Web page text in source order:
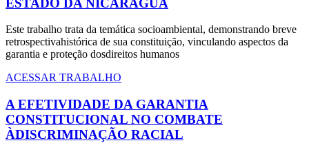
Este trabalho trata da temática socioambiental, demonstrando breve
retrospectivahistórica de sua constituição, vinculando aspectos da
garantia e proteção dosdireitos humanos
ACESSAR TRABALHO
A EFETIVIDADE DA GARANTIA
CONSTITUCIONAL NO COMBATE
ÀDISCRIMINAÇÃO RACIAL